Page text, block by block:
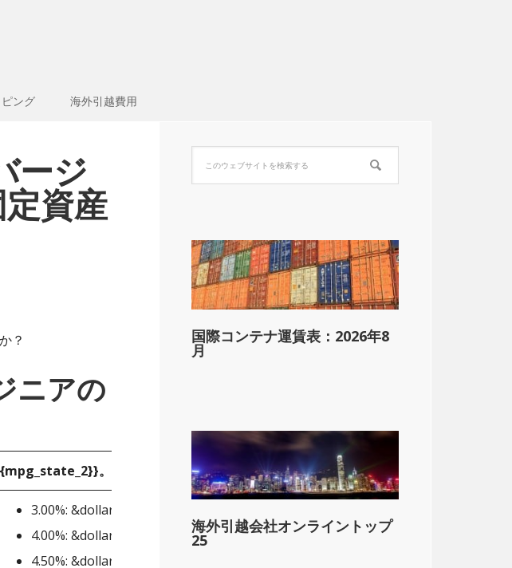
ング 海外引越費用
ージ
資産
？
ニアの
{mpg_state_2}}。
3.00%: &dollar;0-&dollar;10,000
4.00%: &dollar;10,001-&dollar;25,000
4.50%: &dollar;25,001-&dollar;40,000
国際コンテナ運賃表：2026年8
月
海外引越会社オンライントップ
25